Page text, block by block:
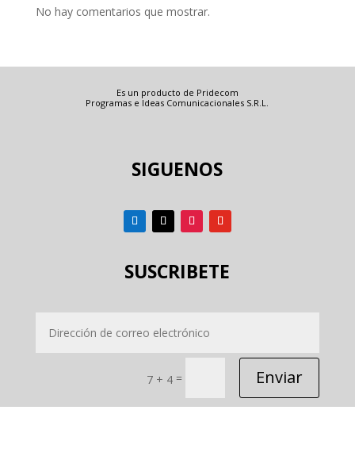
No hay comentarios que mostrar.
Es un producto de Pridecom
Programas e Ideas Comunicacionales S.R.L.
SIGUENOS
SUSCRIBETE
7 + 4 = Enviar